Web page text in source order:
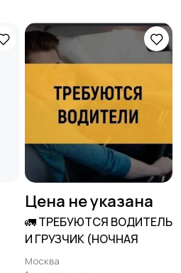
Цена не указана
🚛 ТРЕБУЮТСЯ ВОДИТЕЛЬ
И ГРУЗЧИК (НОЧНАЯ
Москва